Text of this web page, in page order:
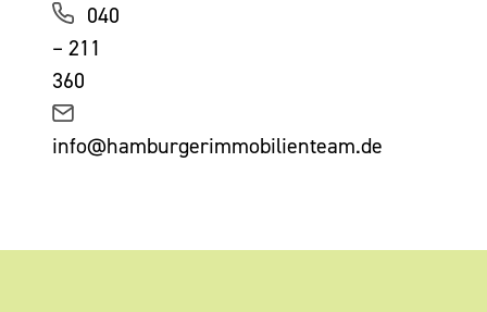
040
– 211
360
info@hamburgerimmobilienteam.de